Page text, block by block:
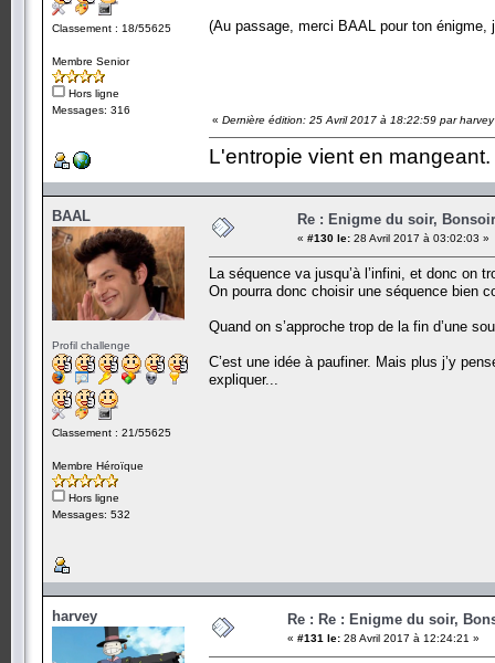
Classement : 18/55625
Membre Senior
Hors ligne
Messages: 316
(Au passage, merci BAAL pour ton
« Dernière édition: 25 Avril 2017 à 18:22:59 par harvey
L'entropie vient en mangeant.
BAAL
Profil challenge
Classement : 21/55625
Membre Héroïque
Hors ligne
Messages: 532
Re : Enigme du soir,
« #130 le: 28 Avril 2017 à 03:02:03 »
La séquence va jusqu’à l’infini, et donc on
On pourra donc choisir une séquence bien
Quand on s’approche trop de la fin d’une
C’est une idée à paufiner. Mais plus j’y
expliquer...
harvey Re : Re : Enigme du soir,
« #131 le: 28 Avril 2017 à 12:24:21 »